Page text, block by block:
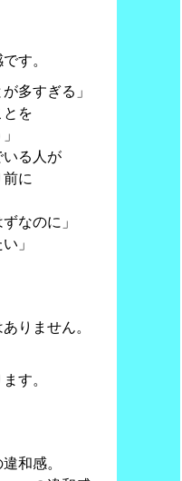
す。
多すぎる」
とを
いる人が
に
なのに」
」
りません。
す。
和感。